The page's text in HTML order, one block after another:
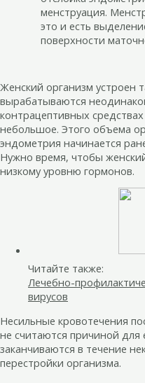
менструация.
это и есть
поверхности
Женский организм устроен
вырабатываются
контрацептивных
небольшое. Этого объема
эндометрия начинается
Нужно время, чтобы
низкому уровню гормонов.
Читайте также:
Лечебно-
вирусов
Несильные кровотечения
не считаются причиной
заканчиваются в течение
перестройки организма.